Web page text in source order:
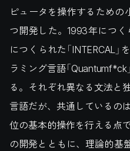
ピュータを操作するため
つ開発した。1993年につく
につくられた「INTERCAL
ラミング言語「Quantumf*ck」
る。それぞれ異なる文法と
言語だが、共通しているの
位の基本的操作を行える点
の開発とともに、理論的基